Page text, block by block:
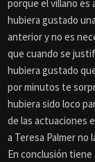
porque el villano es
hubiera gustado
anterior y no es
que cuando se
hubiera gustado
por minutos te
hubiera sido loco
de las actuaciones
a Teresa Palmer no
En conclusión